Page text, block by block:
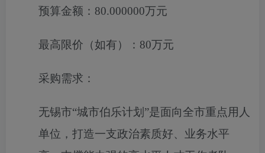
预算金额： 80.000000万元
最高限价（如有）： 80万元
采购需求：
无锡市“城市伯乐计划”是面向全市重点用人
单位，打造一支政治素质好、业务水平